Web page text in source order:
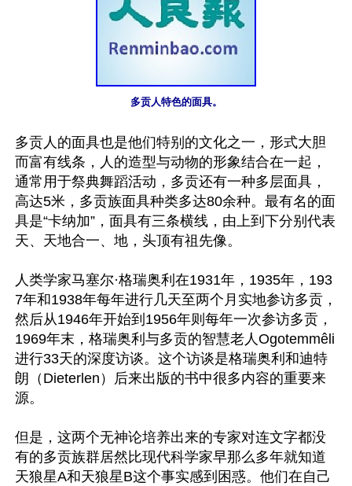
多贡人特色的面具。
多贡人的面具也是他们特别的文化之一，形式大胆
而富有线条，人的造型与动物的形象结合在一起，
通常用于祭典舞蹈活动，多贡还有一种多层面具，
高达5米，多贡族面具种类多达80余种。最有名的面
具是“卡纳加”，面具有三条横线，由上到下分别代表
天、天地合一、地，头顶有祖先像。
人类学家马塞尔·格瑞奥利在1931年，1935年，193
7年和1938年每年进行几天至两个月实地参访多贡，
然后从1946年开始到1956年则每年一次参访多贡，
1969年末，格瑞奥利与多贡的智慧老人Ogotemmêli
进行33天的深度访谈。这个访谈是格瑞奥利和迪特
朗（Dieterlen）后来出版的书中很多内容的重要来
源。
但是，这两个无神论培养出来的专家对连文字都没
有的多贡族群居然比现代科学家早那么多年就知道
天狼星A和天狼星B这个事实感到困惑。他们在自己